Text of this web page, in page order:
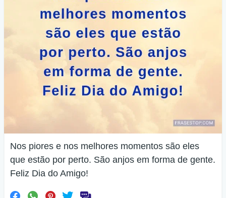
Nos piores e nos melhores momentos são eles
que estão por perto. São anjos em forma de gente.
Feliz Dia do Amigo!